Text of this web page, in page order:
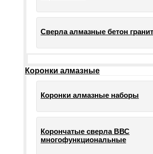
Сверла алмазные бетон
Коронки алмазные
Коронки алмазные наборы
Корончатые сверла ВВС
многофункциональные